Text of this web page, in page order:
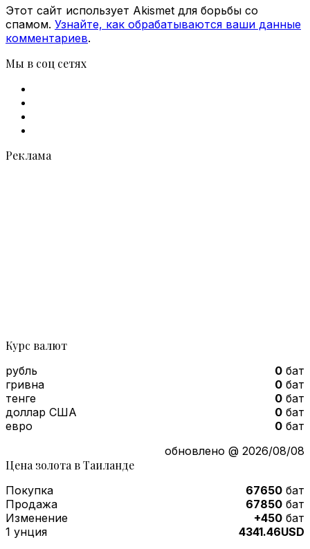
Этот сайт использует Akismet для борьбы со
спамом. Узнайте, как обрабатываются ваши данные
комментариев.
Мы в соц сетях
Реклама
Курс валют
рубль 0 бат
гривна
0 бат
тенге
0 бат
доллар США
0 бат
евро
0 бат
обновлено @ 2026/08/08
Цена золота в Таиланде
Покупка 67650 бат
Продажа
67850 бат
Изменение
+450 бат
1 унция
4341.46USD